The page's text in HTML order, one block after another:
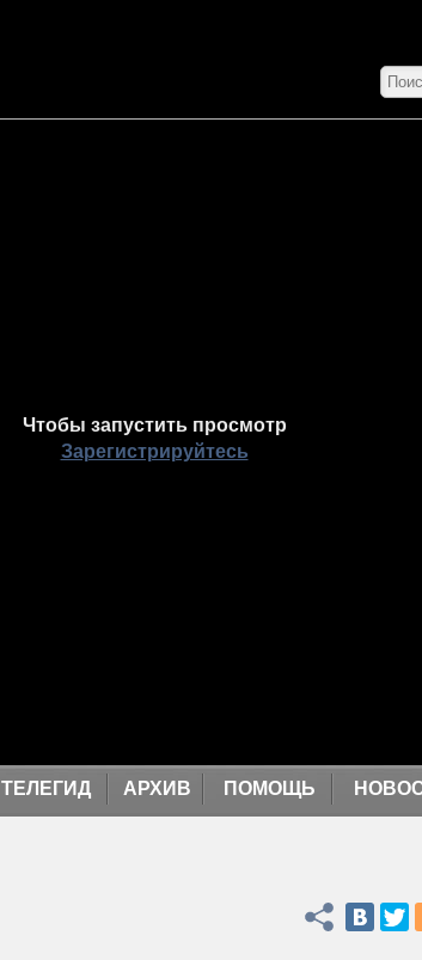
Чтобы запустить просмотр
Зарегистрируйтесь
ТЕЛЕГИД АРХИВ ПОМОЩЬ
Поделиться